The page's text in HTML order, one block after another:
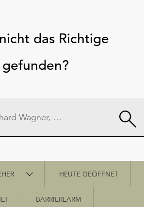
das Richtige
gefunden?
HEUTE GEÖFFNET
BARRIEREARM